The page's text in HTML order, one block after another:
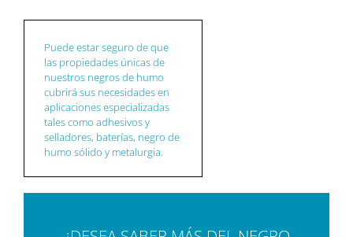
Puede estar seguro de que
las propiedades únicas de
nuestros negros de humo
cubrirá sus necesidades en
aplicaciones especializadas
tales como adhesivos y
selladores, baterías, negro de
humo sólido y metalurgia.